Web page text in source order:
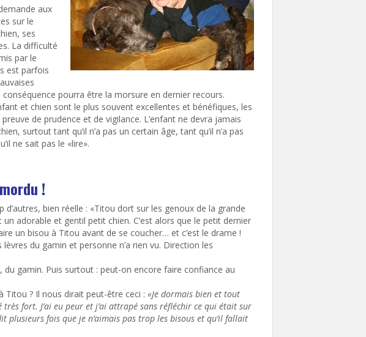
aux
sur le
ses
La difficulté
par le
est parfois
pourra être la morsure en dernier recours.
et chien sont le plus souvent excellentes et bénéfiques, les
de prudence et de vigilance. L’enfant ne devra jamais
surtout tant qu’il n’a pas un certain âge, tant qu’il n’a pas
ne sait pas le «lire».
!
bien réelle : «Titou dort sur les genoux de la grande
un adorable et gentil petit chien. C’est alors que le petit dernier
un bisou à Titou avant de se coucher… et c’est le drame !
du gamin et personne n’a rien vu. Direction les
du gamin. Puis surtout : peut-on encore faire confiance au
Titou ? Il nous dirait peut-être ceci : «Je dormais bien et tout
très fort. J’ai eu peur et j’ai attrapé sans réfléchir ce qui était sur
plusieurs fois que je n’aimais pas trop les bisous et qu’il fallait